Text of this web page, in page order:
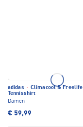
adidas · Climacool & Freelife
Tennisshirt
Damen
€ 59,99